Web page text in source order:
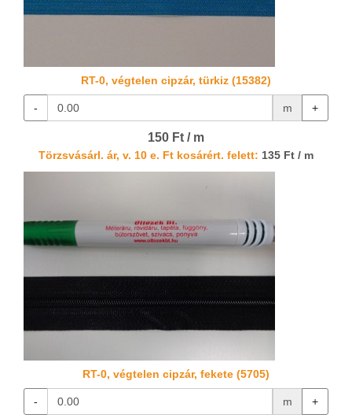
RT-0, végtelen cipzár, türkiz (15382)
- m +
150 Ft / m
Törzsvásárl. ár, v. 10 e. Ft kosárért. felett: 135 Ft / m
RT-0, végtelen cipzár, fekete (5705)
- m +